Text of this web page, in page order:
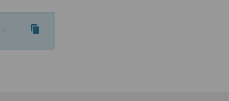
MORROW-AND-STENA-RECYCLING-